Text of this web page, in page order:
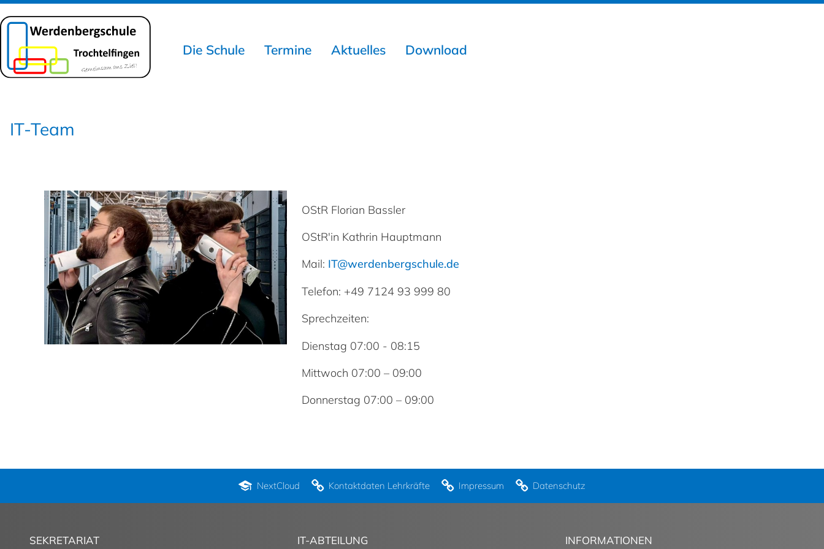
Die Schule Termine Aktuelles Download
IT-Team
OStR Florian Bassler
OStR'in Kathrin Hauptmann
Mail: IT@werdenbergschule.de
Telefon: +49 7124 93 999 80
Sprechzeiten:
Dienstag 07:00 - 08:15
Mittwoch 07:00 – 09:00
Donnerstag 07:00 – 09:00
NextCloud Kontaktdaten Lehrkräfte Impressum Datenschutz
SEKRETARIAT IT-ABTEILUNG INFORMATIONEN